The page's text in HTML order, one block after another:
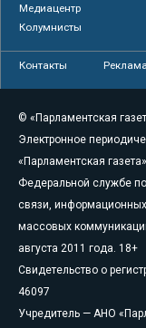
Медиацентр
Колумнисты
Контакты Реклама
© «Парламентская
Электронное
«Парламентская
Федеральной службе
связи, информационных
массовых
августа 2011 года. 18+
Свидетельство о
46097
Учредитель — АНО